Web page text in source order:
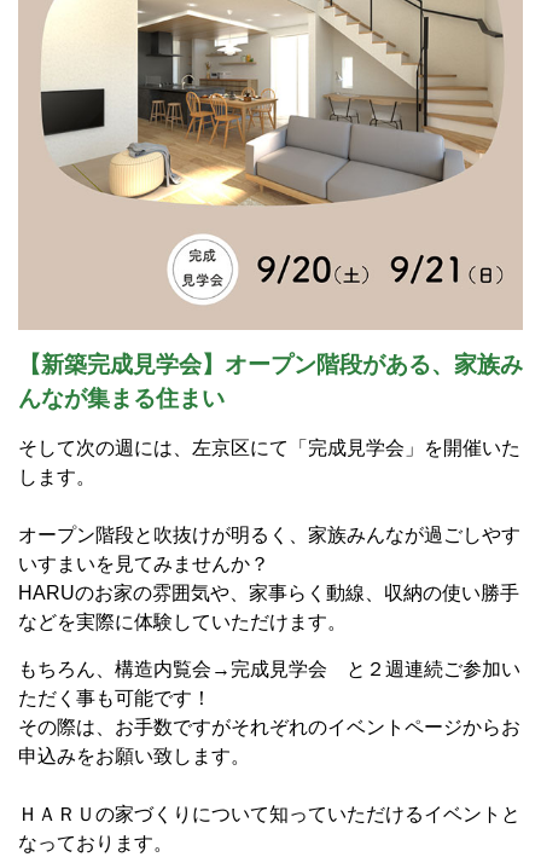
【新築完成見学会】オープン階段がある、家族み
んなが集まる住まい
そして次の週には、左京区にて「完成見学会」を開催いた
します。
オープン階段と吹抜けが明るく、家族みんなが過ごしやす
いすまいを見てみませんか？
HARUのお家の雰囲気や、家事らく動線、収納の使い勝手
などを実際に体験していただけます。
もちろん、構造内覧会→完成見学会 と２週連続ご参加い
ただく事も可能です！
その際は、お手数ですがそれぞれのイベントページからお
申込みをお願い致します。
ＨＡＲＵの家づくりについて知っていただけるイベントと
なっております。